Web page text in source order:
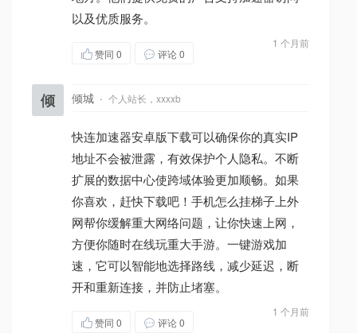
以及优质服务。
1 个月前
赞同 0 评论 0
倾 倾城 · 个人站长，xxxxb
快连加速器安卓版下载可以确保你的真实IP
地址不会被泄露，有效保护个人隐私。不断
扩展的数据中心使跨域体验更加顺畅。如果
你喜欢，赶快下载吧！手机怎么挂梯子上外
网帮你缓解重大网络问题，让你快速上网，
方便你随时在线玩重大手游。一键游戏加
速，它可以智能地选择路线，减少延迟，断
开和重新连接，并防止堵塞。
1 个月前
赞同 0 评论 0